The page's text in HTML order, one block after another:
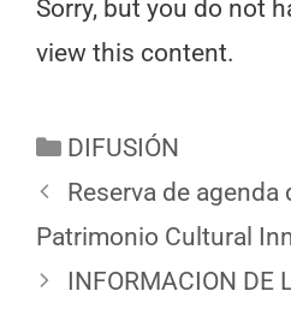
Sorry, but you do not
view this content.
DIFUSIÓN
Reserva de agenda
Patrimonio Cultural
INFORMACION DE